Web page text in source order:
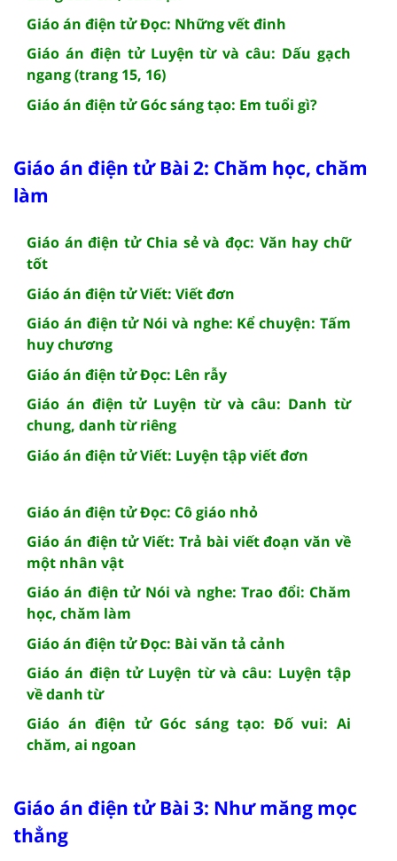
Giáo án điện tử Đọc: Những vết đinh
Giáo án điện tử Luyện từ và câu: Dấu gạch
ngang (trang 15, 16)
Giáo án điện tử Góc sáng tạo: Em tuổi gì?
Giáo án điện tử Bài 2: Chăm học, chăm
làm
Giáo án điện tử Chia sẻ và đọc: Văn hay chữ
tốt
Giáo án điện tử Viết: Viết đơn
Giáo án điện tử Nói và nghe: Kể chuyện: Tấm
huy chương
Giáo án điện tử Đọc: Lên rẫy
Giáo án điện tử Luyện từ và câu: Danh từ
chung, danh từ riêng
Giáo án điện tử Viết: Luyện tập viết đơn
Giáo án điện tử Đọc: Cô giáo nhỏ
Giáo án điện tử Viết: Trả bài viết đoạn văn về
một nhân vật
Giáo án điện tử Nói và nghe: Trao đổi: Chăm
học, chăm làm
Giáo án điện tử Đọc: Bài văn tả cảnh
Giáo án điện tử Luyện từ và câu: Luyện tập
về danh từ
Giáo án điện tử Góc sáng tạo: Đố vui: Ai
chăm, ai ngoan
Giáo án điện tử Bài 3: Như măng mọc
thẳng